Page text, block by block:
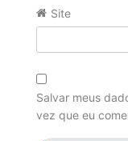
Site
Salvar meus
vez que eu